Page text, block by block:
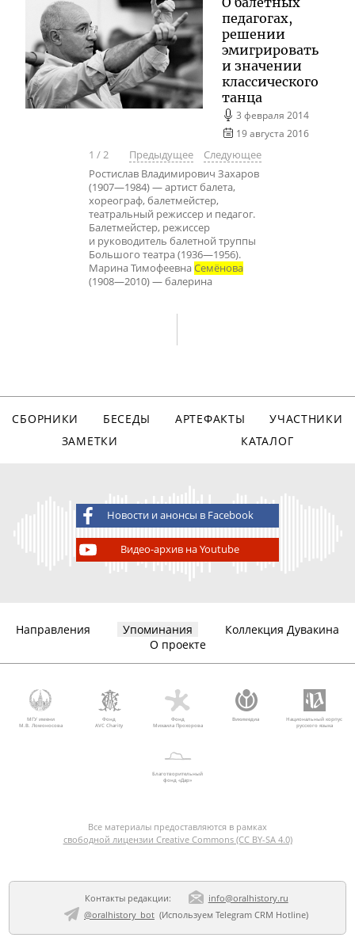
педагогах,
решении
эмигрировать
и значении
классического
танца
3 февраля 2014
19 августа 2016
1 /2 Предыдущее
Следующее
Ростислав Владимирович Захаров
(1907—1984) — артист балета,
хореограф, балетмейстер,
театральный режиссер и педагог.
Балетмейстер, режиссер
и руководитель балетной труппы
Большого театра (1936—1956).
Марина ТимофеевнаСемёнова
(1908—2010) — балерина
СБОРНИКИ БЕСЕДЫ АРТЕФАКТЫ
УЧАСТНИКИ
ЗАМЕТКИ
КАТАЛОГ
Новости и анонсы в Facebook
Видео-архив на Youtube
Направления Упоминания
Коллекция Дувакина
О проекте
МГУ имени
М.В. Ломоносова
Фонд
AVC Charity
Фонд
Михаила Прохорова
Викимедиа
Национальный корпус
русского языка
Благотворительный
фонд «Дар»
Все материалы предоставляются в рамках
свободной лицензии Creative Commons (CC BY-SA 4.0)
Контакты редакции:
info@oralhistory.ru
@oralhistory_bot(Используем Telegram CRM Hotline)